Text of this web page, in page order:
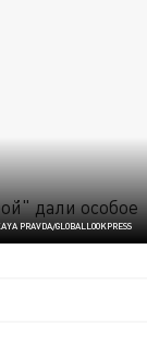
PRAVDA/GLOBALLOOKPRESS